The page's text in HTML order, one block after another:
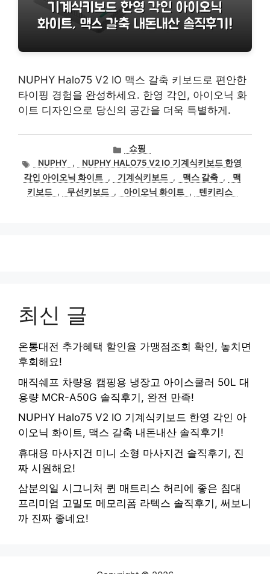
NUPHY Halo75 V2 IO 맥스 갈축 키보드로 편안한
타이핑 경험을 완성하세요. 한영 각인, 아이오닉 화
이트 디자인으로 당신의 공간을 더욱 특별하게.
카
테
고
리
쇼핑
태
그
NUPHY ,
NUPHY HALO75 V2 IO 기계식키보드 한영
각인 아이오닉 화이트 , 기계식키보드 , 맥스 갈축 ,
맥
키보드 , 무선키보드 , 아이오닉 화이트 , 텐키리스
최신 글
온통대전 추가혜택 할인율 가맹점조회 확인, 놓치면
후회해요!
매직쉐프 차량용 캠핑용 냉장고 아이스쿨러 50L 대
용량 MCR-A50G 솔직후기, 완전 만족!
NUPHY Halo75 V2 IO 기계식키보드 한영 각인 아
이오닉 화이트, 맥스 갈축 내돈내산 솔직후기!
휴대용 마사지건 미니 소형 마사지건 솔직후기, 진
짜 시원해요!
삼분의일 시그니처 퀸 매트리스 허리에 좋은 침대
프리미엄 고밀도 메모리폼 라텍스 솔직후기, 써보니
까 진짜 좋네요!